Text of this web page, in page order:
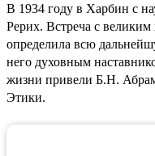
В 1934 году в Харбин с
Рерих. Встреча с
определила всю
него духовным
жизни привели Б.Н.
Этики.